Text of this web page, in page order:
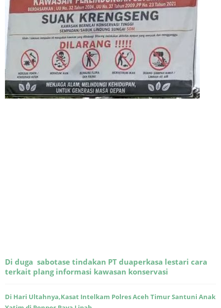
Di duga sabotase tindakan PT duaperkasa lestari cara
terkait plang informasi kawasan konservasi
Di Hari Ultahnya,Kasat Intelkam Polres Aceh Timur Santuni Anak